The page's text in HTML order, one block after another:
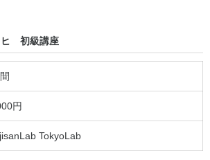
初級講座
円
TokyoLab